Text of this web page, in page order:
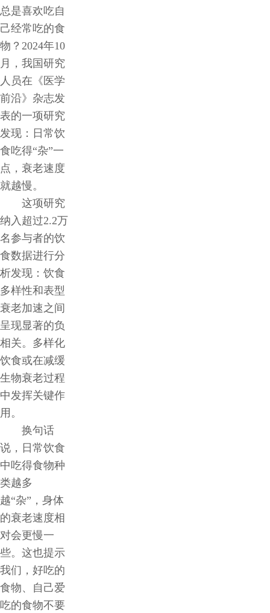
们
联
系
我
们
总是喜欢吃自
己经常吃的食
物？2024年10
月，我国研究
人员在《医学
前沿》杂志发
表的一项研究
发现：日常饮
食吃得“杂”一
点，衰老速度
就越慢。
这项研究
纳入超过2.2万
名参与者的饮
食数据进行分
析发现：饮食
多样性和表型
衰老加速之间
呈现显著的负
相关。多样化
饮食或在减缓
生物衰老过程
中发挥关键作
用。
换句话
说，日常饮食
中吃得食物种
类越多
越“杂”，身体
的衰老速度相
对会更慢一
些。这也提示
我们，好吃的
食物、自己爱
吃的食物不要